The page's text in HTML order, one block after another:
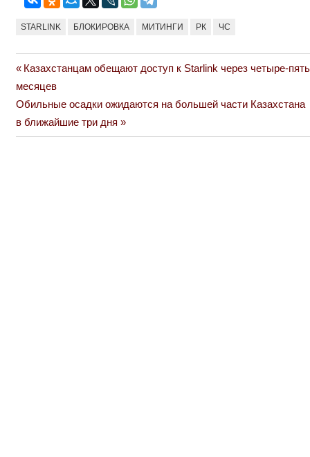
STARLINK БЛОКИРОВКА МИТИНГИ РК ЧС
Навигация
по
записям
Previous
Post:
Казахстанцам обещают доступ к Starlink через четыре-пять
месяцев
Next
Post:
Обильные осадки ожидаются на большей части Казахстана
в ближайшие три дня